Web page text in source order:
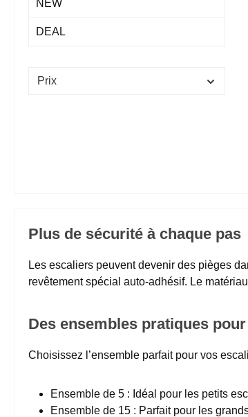
NEW
DEAL
Prix
Plus de sécurité à chaque pas
Les escaliers peuvent devenir des pièges
revêtement spécial auto-adhésif. Le
Des ensembles pratiques
Choisissez l’ensemble parfait pour vos
Ensemble de 5 : Idéal pour les petits
Ensemble de 15 : Parfait pour les